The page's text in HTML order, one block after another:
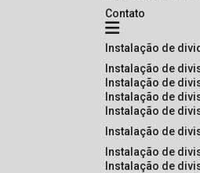
Contato
instalação de
instalação de
instalação de
instalação de
instalação de
instalação de
instalação de
instalação de